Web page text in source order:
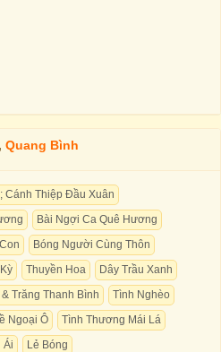
, Quang Bình
Cánh Thiệp Đầu Xuân
Bài Ngợi Ca Quê Hương
Bóng Người Cùng Thôn
Thuyền Hoa
Dây Trầu Xanh
Trăng Thanh Bình
Tình Nghèo
Ngoại Ô
Tình Thương Mái Lá
Ái Lẻ Bóng